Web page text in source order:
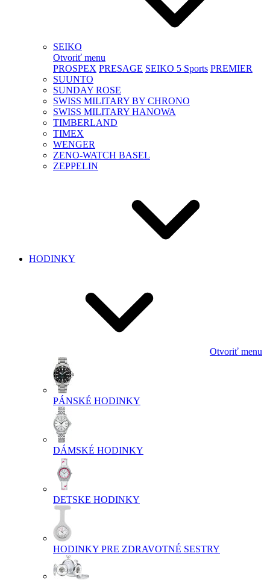
SEIKO
Otvoriť menu
PROSPEX PRESAGE SEIKO 5 Sports PREMIER
SUUNTO
SUNDAY ROSE
SWISS MILITARY BY CHRONO
SWISS MILITARY HANOWA
TIMBERLAND
TIMEX
WENGER
ZENO-WATCH BASEL
ZEPPELIN
HODINKY
Otvoriť menu
PÁNSKÉ HODINKY
DÁMSKÉ HODINKY
DETSKE HODINKY
HODINKY PRE ZDRAVOTNÉ SESTRY